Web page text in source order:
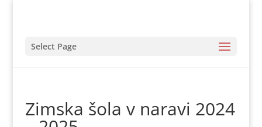
Select Page
Zimska šola v naravi 2024